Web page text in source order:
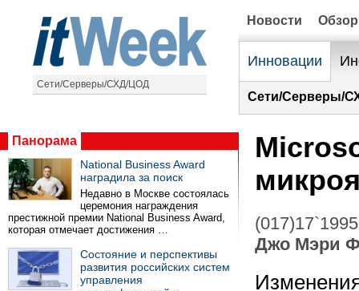
Сети/Серверы/СХД/ЦОД
Новости
Инновации
Сети/Серверы/
Панорама
National Business Award
наградила за поиск
Недавно в Москве состоялась
церемония награждения
престижной премии National Business Award,
которая отмечает достижения …
Состояние и перспективы
развития российских систем
управления
(017)17`1995
Джо Мэри